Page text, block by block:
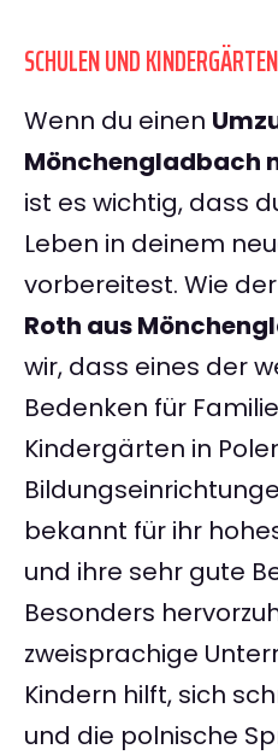
SCHULEN UND
Wenn du einen
Mönchengladbach
ist es wichtig, dass
Leben in deinem
vorbereitest. Wie der
Roth aus
wir, dass eines der
Bedenken für
Kindergärten in
bekannt für ihr
und ihre sehr gute
Besonders
zweisprachige
Kindern hilft, sich
und die polnische